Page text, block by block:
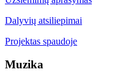
Dalyvių atsiliepimai
Projektas spaudoje
Muzika